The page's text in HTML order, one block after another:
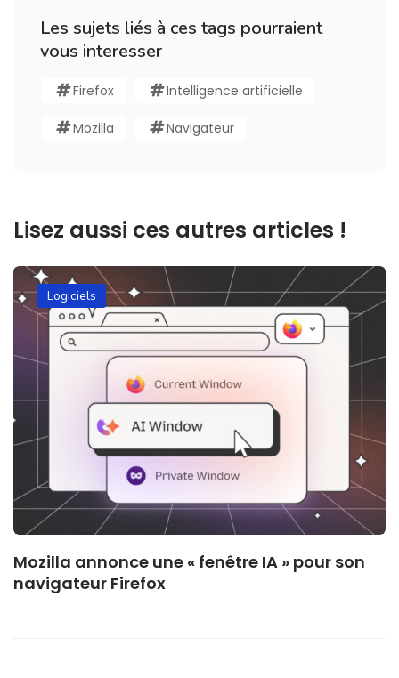
Les sujets liés à ces tags pourraient
vous interesser
Firefox Intelligence artificielle
Mozilla Navigateur
Lisez aussi ces autres articles !
Logiciels
Mozilla annonce une « fenêtre IA » pour son
navigateur Firefox